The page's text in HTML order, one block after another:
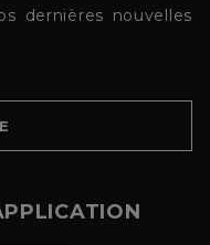
dernières nouvelles